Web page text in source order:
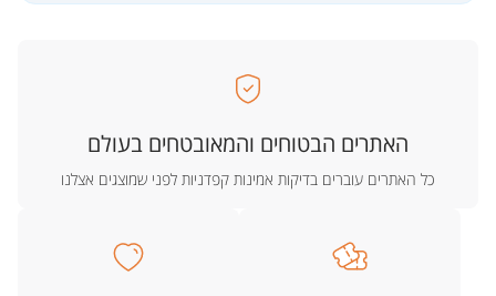
האתרים הבטוחים והמאובטחים בעולם
כל האתרים עוברים בדיקות אמינות קפדניות לפני שמוצגים אצלנו